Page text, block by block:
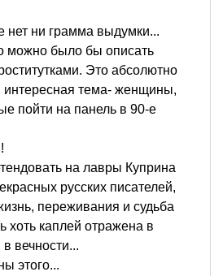
нет ни грамма выдумки...
можно было бы описать
Это абсолютно
интересная тема- женщины,
пойти на панель в 90-е
на лавры Куприна
русских писателей,
переживания и судьба
хоть каплей отражена в
вечности...
этого...